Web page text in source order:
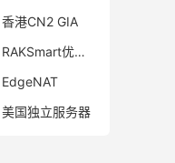
香港CN2 GIA
RAKSmart优惠码
EdgeNAT
美国独立服务器